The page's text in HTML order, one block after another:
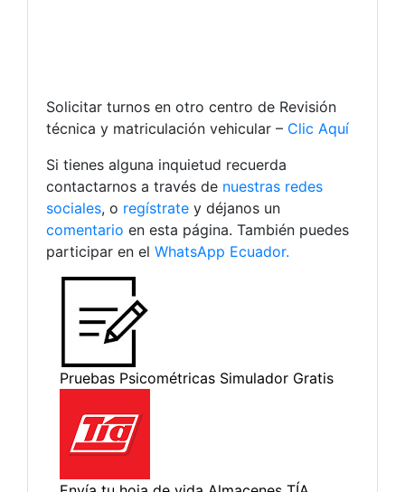
Solicitar turnos en otro centro de Revisión
técnica y matriculación vehicular – Clic Aquí
Si tienes alguna inquietud recuerda
contactarnos a través de nuestras redes
sociales, o regístrate y déjanos un
comentario en esta página. También puedes
participar en el WhatsApp Ecuador.